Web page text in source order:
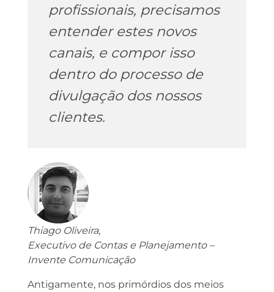
profissionais, precisamos
entender estes novos
canais, e compor isso
dentro do processo de
divulgação dos nossos
clientes.
Thiago Oliveira,
Executivo de Contas e Planejamento –
Invente Comunicação
Antigamente, nos primórdios dos meios